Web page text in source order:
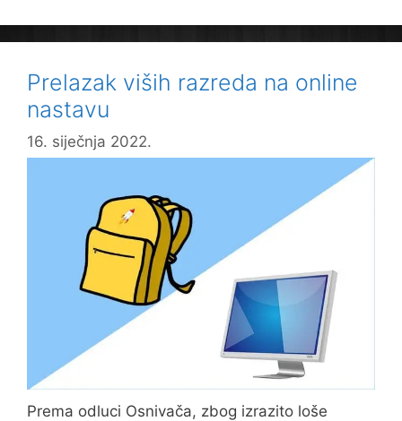
Prelazak viših razreda na online
nastavu
16. siječnja 2022.
Prema odluci Osnivača, zbog izrazito loše